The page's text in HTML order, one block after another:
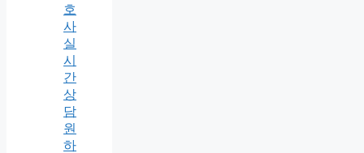
호
사
실
시
간
상
담
원
하